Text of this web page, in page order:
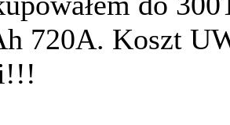
720A. Koszt